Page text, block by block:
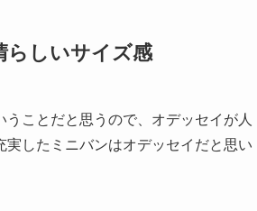
らしいサイズ感
ことだと思うので、オデッセイが人
したミニバンはオデッセイだと思い